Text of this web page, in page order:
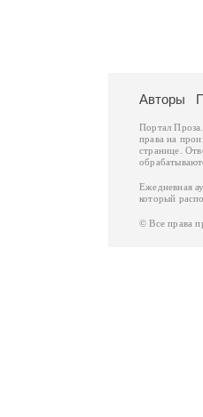
Авторы
Портал
права на
странице.
Ежедневная
который
© Все права